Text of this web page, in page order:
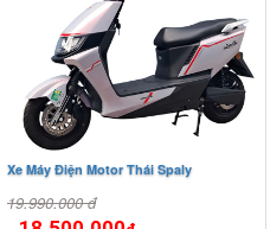
Xe Máy Điện Motor Thái Spaly
19.990.000 đ